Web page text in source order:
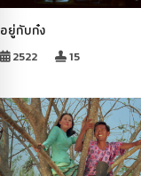
อยู่กับก๋ง
2522 15